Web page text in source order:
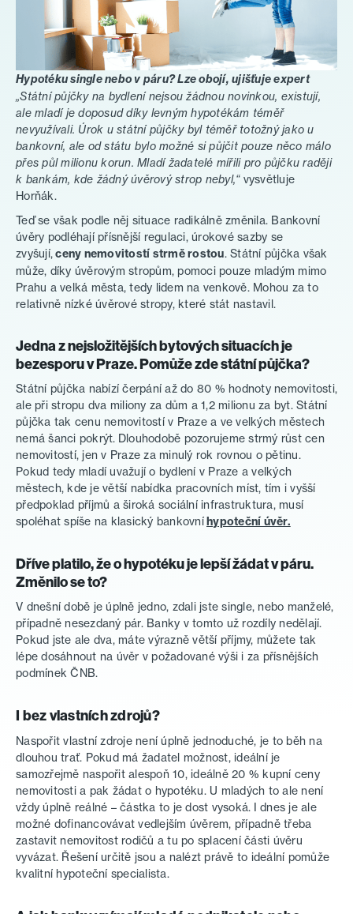
Hypotéku single nebo v páru? Lze obojí, ujišťuje expert
„Státní půjčky na bydlení nejsou žádnou novinkou, existují,
ale mladí je doposud díky levným hypotékám téměř
nevyužívali. Úrok u státní půjčky byl téměř totožný jako u
bankovní, ale od státu bylo možné si půjčit pouze něco málo
přes půl milionu korun. Mladí žadatelé mířili pro půjčku raději
k bankám, kde žádný úvěrový strop nebyl,“vysvětluje
Horňák.
Teď se však podle něj situace radikálně změnila. Bankovní
úvěry podléhají přísnější regulaci, úrokové sazby se
zvyšují,ceny nemovitostí strmě rostou. Státní půjčka však
může, díky úvěrovým stropům, pomoci pouze mladým mimo
Prahu a velká města, tedy lidem na venkově. Mohou za to
relativně nízké úvěrové stropy, které stát nastavil.
Jedna z nejsložitějších bytových situacích je
bezesporu v Praze. Pomůže zde státní půjčka?
Státní půjčka nabízí čerpání až do 80 % hodnoty nemovitosti,
ale při stropu dva miliony za dům a 1,2 milionu za byt. Státní
půjčka tak cenu nemovitostí v Praze a ve velkých městech
nemá šanci pokrýt. Dlouhodobě pozorujeme strmý růst cen
nemovitostí, jen v Praze za minulý rok rovnou o pětinu.
Pokud tedy mladí uvažují o bydlení v Praze a velkých
městech, kde je větší nabídka pracovních míst, tím i vyšší
předpoklad příjmů a široká sociální infrastruktura, musí
spoléhat spíše na klasický bankovníhypoteční úvěr.
Dříve platilo, že o hypotéku je lepší žádat v páru.
Změnilo se to?
V dnešní době je úplně jedno, zdali jste single, nebo manželé,
případně nesezdaný pár. Banky v tomto už rozdíly nedělají.
Pokud jste ale dva, máte výrazně větší příjmy, můžete tak
lépe dosáhnout na úvěr v požadované výši i za přísnějších
podmínek ČNB.
I bez vlastních zdrojů?
Naspořit vlastní zdroje není úplně jednoduché, je to běh na
dlouhou trať. Pokud má žadatel možnost, ideální je
samozřejmě naspořit alespoň 10, ideálně 20 % kupní ceny
nemovitosti a pak žádat o hypotéku. U mladých to ale není
vždy úplně reálné – částka to je dost vysoká. I dnes je ale
možné dofinancovávat vedlejším úvěrem, případně třeba
zastavit nemovitost rodičů a tu po splacení části úvěru
vyvázat. Řešení určitě jsou a nalézt právě to ideální pomůže
kvalitní hypoteční specialista.